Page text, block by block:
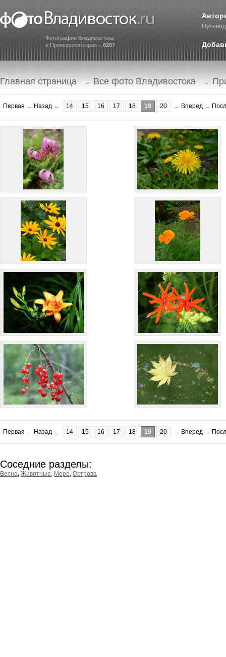
Фотографии Владивостока
и Приморского края – 8207
Главная страница → Все фото Владивостока →
Первая ← Назад ← 14 15 16 17 18 19 20 → Вперед →
Первая ← Назад ← 14 15 16 17 18 19 20 → Вперед →
Соседние разделы:
Весна, Животные, Море, Острова